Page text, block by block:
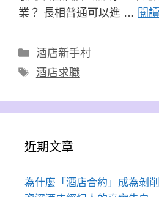
業？ 長相普通可以進 … 閱
分
類
酒店新手村
標
酒店求職
近期文章
為什麼「酒店合約」成為剝